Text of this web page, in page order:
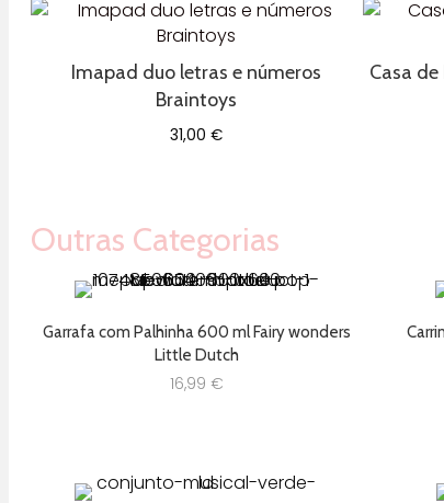
Imapad duo letras e números
Braintoys
31,00€
Casa
Outras Categorias
Garrafa com Palhinha 600 ml Fairy wonders
Little Dutch
16,99 €